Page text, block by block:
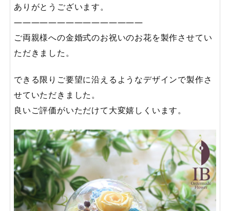
ありがとうございます。
———————————————
ご両親様への金婚式のお祝いのお花を製作させてい
ただきました。
できる限りご要望に沿えるようなデザインで製作さ
せていただきました。
良いご評価がいただけて大変嬉しくいます。